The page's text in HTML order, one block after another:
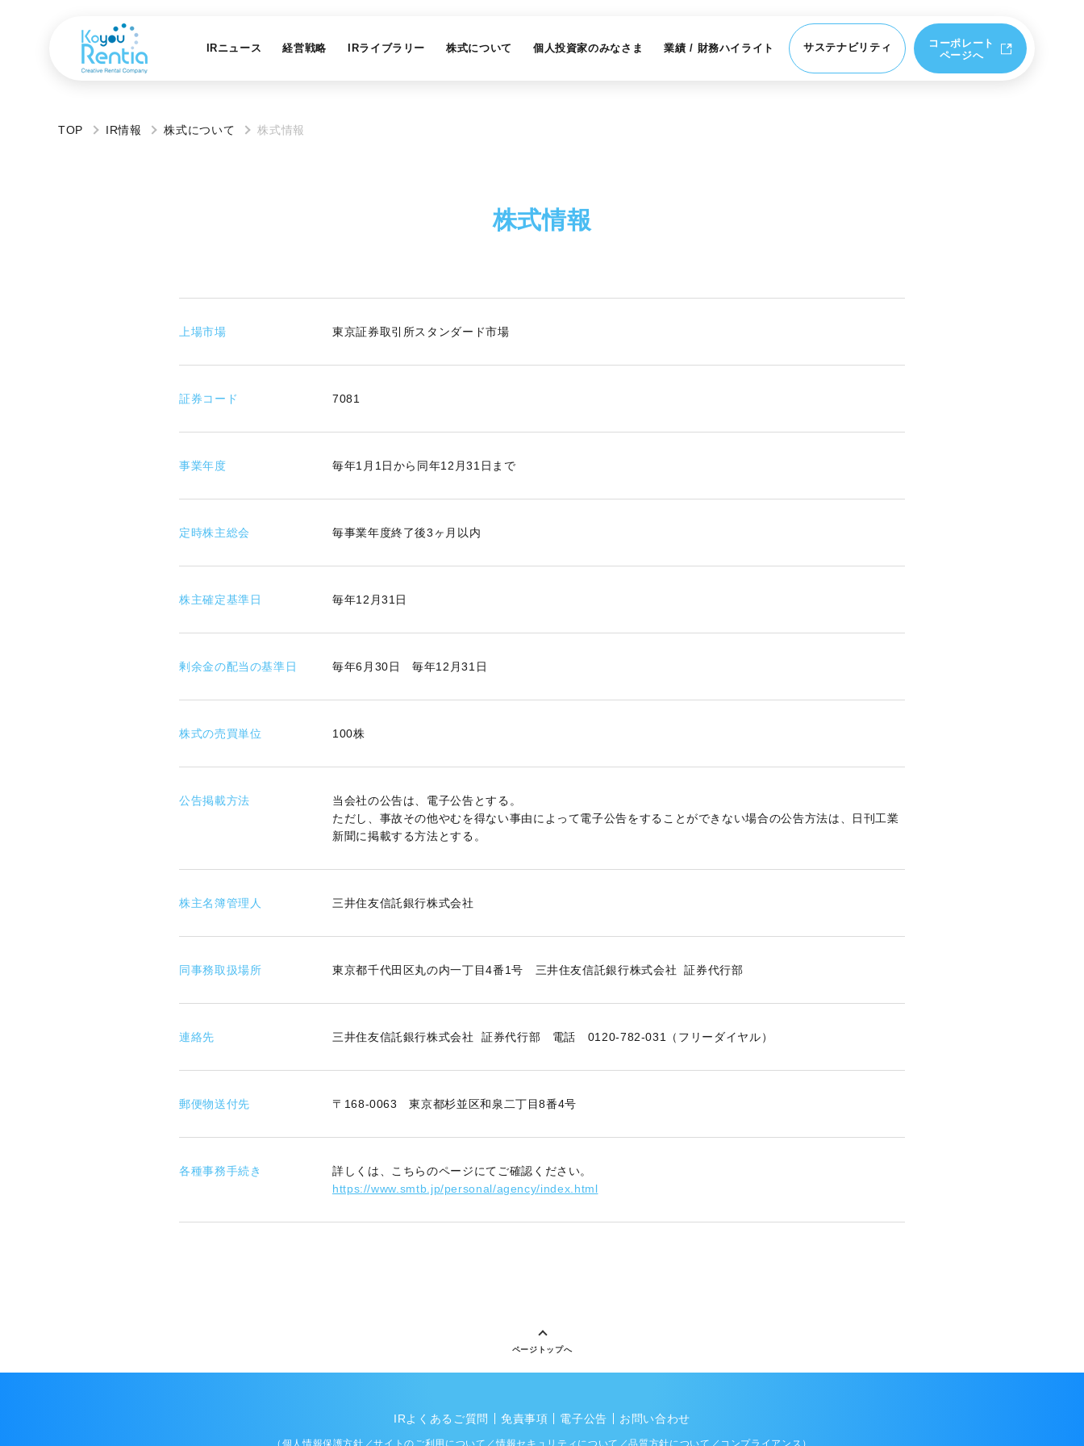
IRニュース 経営戦略 IRライブラリー 株式について 個人投資家のみなさま 業績 / 財務ハイライト サステナビリティ
コーポレート
ページへ
TOP IR情報 株式について 株式情報
株式情報
上場市場 東京証券取引所スタンダード市場
証券コード 7081
事業年度 毎年1月1日から同年12月31日まで
定時株主総会 毎事業年度終了後3ヶ月以内
株主確定基準日 毎年12月31日
剰余金の配当の基準日 毎年6月30日 毎年12月31日
株式の売買単位 100株
公告掲載方法
当会社の公告は、電子公告とする。
ただし、事故その他やむを得ない事由によって電子公告をすることができない場合の公告方法は、日刊工業
新聞に掲載する方法とする。
株主名簿管理人 三井住友信託銀行株式会社
同事務取扱場所 東京都千代田区丸の内一丁目4番1号 三井住友信託銀行株式会社 証券代行部
連絡先 三井住友信託銀行株式会社 証券代行部 電話 0120-782-031（フリーダイヤル）
郵便物送付先 〒168-0063 東京都杉並区和泉二丁目8番4号
各種事務手続き
詳しくは、こちらのページにてご確認ください。
https://www.smtb.jp/personal/agency/index.html
ページトップへ
IRよくあるご質問 免責事項 電子公告 お問い合わせ
個人情報保護方針 サイトのご利用について 情報セキュリティについて 品質方針について コンプライアンス